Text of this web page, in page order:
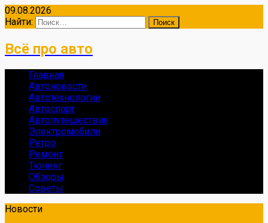
09.08.2026
Найти:
Всё про авто
Главная
Автоновости
Автотехнологии
Автоспорт
Автопутешествия
Электромобили
Ретро
Ремонт
Тюнинг
Обзоры
Советы
Новости